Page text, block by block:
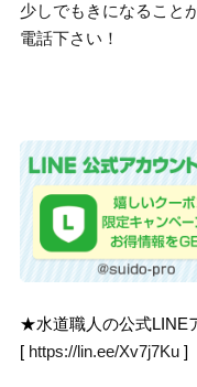
少しでもきになること
電話下さい！
★水道職人の公式LINE
[ https://lin.ee/Xv7j7Ku ]